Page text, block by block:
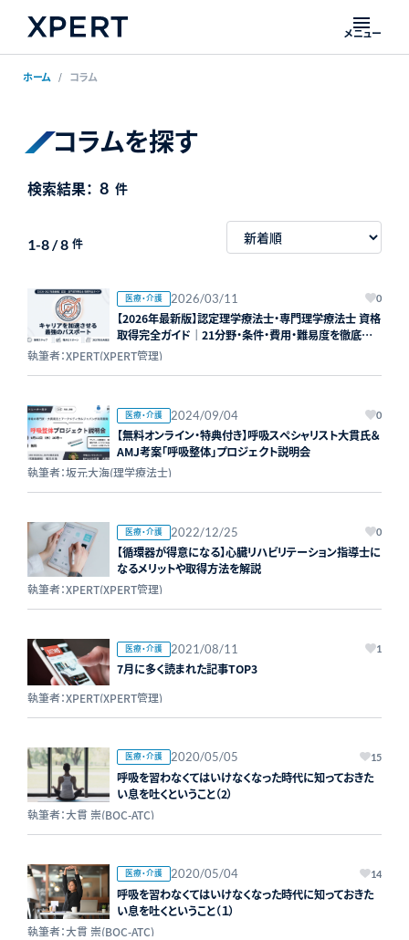
メニュー
ホーム コラム
コラムを探す
検索結果： 8 件
1-8 / 8 件
医療・介護 2026/03/11 0
【2026年最新版】認定理学療法士・専門理学療法士 資格
取得完全ガイド｜21分野・条件・費用・難易度を徹底解
説
執筆者：XPERT(XPERT管理)
医療・介護 2024/09/04 0
【無料オンライン・特典付き】呼吸スペシャリスト大貫氏＆
AMJ考案「呼吸整体」プロジェクト説明会
執筆者：坂元大海(理学療法士)
医療・介護 2022/12/25 0
【循環器が得意になる】心臓リハビリテーション指導士に
なるメリットや取得方法を解説
執筆者：XPERT(XPERT管理)
医療・介護 2021/08/11 1
7月に多く読まれた記事TOP3
執筆者：XPERT(XPERT管理)
医療・介護 2020/05/05 15
呼吸を習わなくてはいけなくなった時代に知っておきた
い息を吐くということ（2）
執筆者：大貫 崇(BOC-ATC)
医療・介護 2020/05/04 14
呼吸を習わなくてはいけなくなった時代に知っておきた
い息を吐くということ（１）
執筆者：大貫 崇(BOC-ATC)